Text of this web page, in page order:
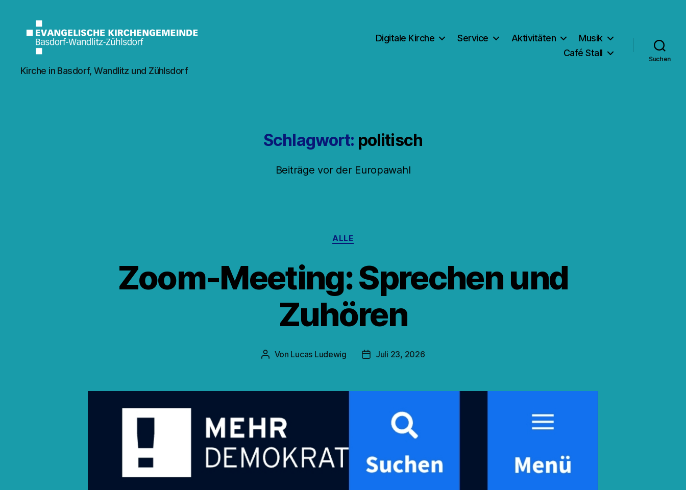
Kirche
Wandlitz
Kirche in Basdorf, Wandlitz und Zühlsdorf
Digitale Kirche Service Aktivitäten
Musik
Café Stall
Suchen
Schlagwort: politisch
Beiträge vor der Europawahl
Kategorien
ALLE
Zoom-Meeting: Sprechen und
Zuhören
Beitragsautor
Von Lucas Ludewig Veröffentlichungsdatum
Juli 23, 2026